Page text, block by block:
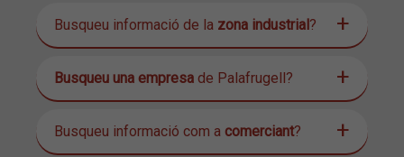
Busqueu informació de la zona industrial?
Busqueu una empresa de Palafrugell?
Busqueu informació com a comerciant?